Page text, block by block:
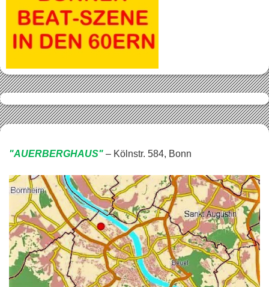
"AUERBERGHAUS" – Kölnstr. 584, Bonn